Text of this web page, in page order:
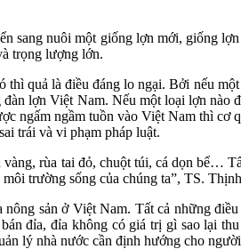
sang nuôi một giống lợn mới, giống
trọng lượng lớn.
quả là điều đáng lo ngại. Bởi nếu
lợn Việt Nam. Nếu một loại lợn
ngấm ngầm tuồn vào Việt Nam thì cơ
trái và vi phạm pháp luật.
rùa tai đỏ, chuột túi, cá dọn bể…
trường sống của chúng ta”, TS.
sản ở Việt Nam. Tất cả những
đỉa, đỉa không có giá trị gì sao lại
lý nhà nước cần định hướng cho